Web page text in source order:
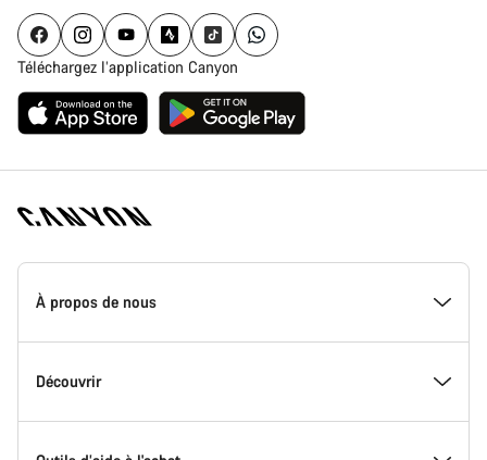
Téléchargez l’application Canyon
Page
d'accueil
Canyon
-
Canyon
À propos de nous
Inside Canyon
Découvrir